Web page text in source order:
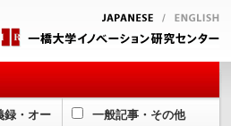
録・オー
一般記事・その他